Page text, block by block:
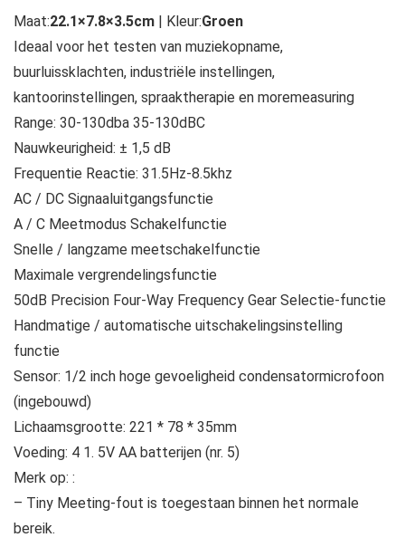
Maat:22.1×7.8×3.5cm | Kleur:Groen
Ideaal voor het testen van muziekopname,
buurluissklachten, industriële instellingen,
kantoorinstellingen, spraaktherapie en moremeasuring
Range: 30-130dba 35-130dBC
Nauwkeurigheid: ± 1,5 dB
Frequentie Reactie: 31.5Hz-8.5khz
AC / DC Signaaluitgangsfunctie
A / C Meetmodus Schakelfunctie
Snelle / langzame meetschakelfunctie
Maximale vergrendelingsfunctie
50dB Precision Four-Way Frequency Gear Selectie-functie
Handmatige / automatische uitschakelingsinstelling
functie
Sensor: 1/2 inch hoge gevoeligheid condensatormicrofoon
(ingebouwd)
Lichaamsgrootte: 221 * 78 * 35mm
Voeding: 4 1. 5V AA batterijen (nr. 5)
Merk op: :
– Tiny Meeting-fout is toegestaan ​​binnen het normale
bereik.